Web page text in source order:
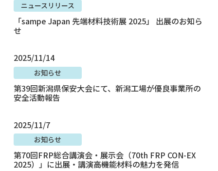
ニュースリリース
「sampe Japan 先端材料技術展 2025」 出展のお知ら
せ
2025/11/14
お知らせ
第39回新潟県保安大会にて、新潟工場が優良事業所の
安全活動報告
2025/11/7
お知らせ
第70回FRP総合講演会・展示会（70th FRP CON-EX
2025）」に出展・講演――高機能材料の魅力を発信